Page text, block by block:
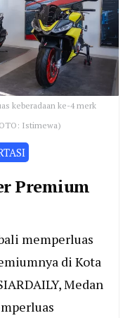
keberadaan ke-4 merk
Istimewa)
Premium
memperluas
di Kota
Medan